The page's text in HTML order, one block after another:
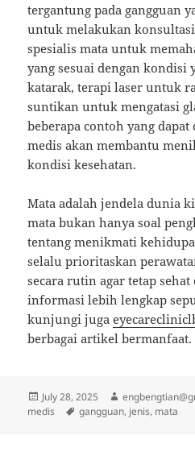
tergantung pada gangguan
untuk melakukan
spesialis mata untuk
yang sesuai dengan kondisi
katarak, terapi laser untuk
suntikan untuk mengatasi
beberapa contoh yang
medis akan membantu
kondisi kesehatan.
Mata adalah jendela dunia
mata bukan hanya soal
tentang menikmati
selalu prioritaskan
secara rutin agar tetap
informasi lebih lengkap
kunjungi juga
berbagai artikel bermanfaat.
Posted
on
July 28, 2025 Author
medis
Tags
gangguan, jenis, mata